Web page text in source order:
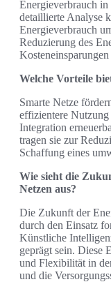
Energieverbrauch
detaillierte Analyse
Energieverbrauch
Reduzierung des
Welche Vorteile
Smarte Netze
effizientere
Integration
tragen sie zur
Schaffung eines
Wie sieht die
Netzen aus?
Die Zukunft der
durch den Einsatz
Künstliche
geprägt sein. Diese
und Flexibilität in
und die